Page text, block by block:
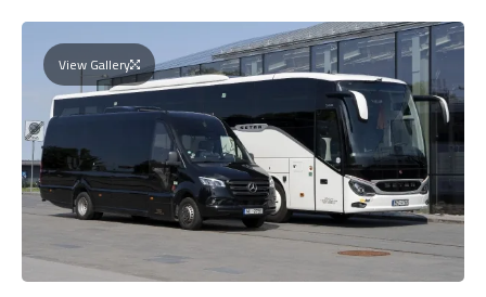
View Gallery